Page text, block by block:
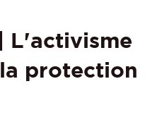
L'activisme
protection